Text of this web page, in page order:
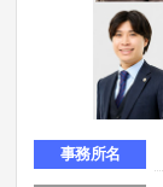
事務所名